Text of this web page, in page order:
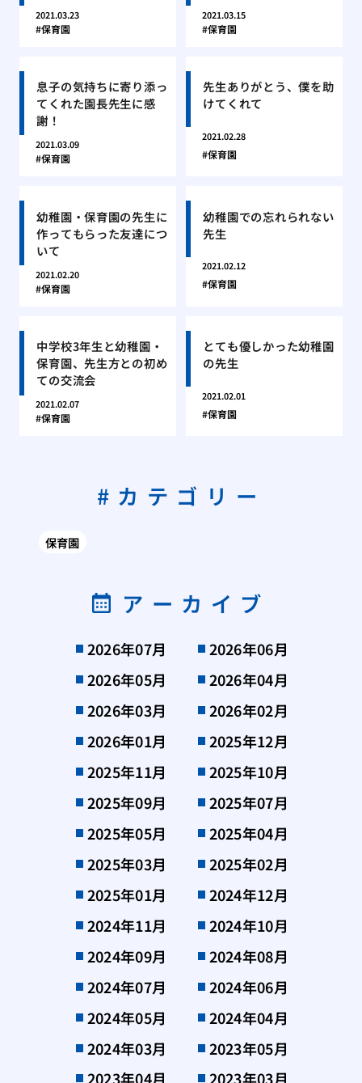
2021.03.23
保育園
2021.03.15
保育園
息子の気持ちに寄り添っ
てくれた園長先生に感
謝！
2021.03.09
保育園
先生ありがとう、僕を助
けてくれて
2021.02.28
保育園
幼稚園・保育園の先生に
作ってもらった友達につ
いて
2021.02.20
保育園
幼稚園での忘れられない
先生
2021.02.12
保育園
中学校3年生と幼稚園・
保育園、先生方との初め
ての交流会
2021.02.07
保育園
とても優しかった幼稚園
の先生
2021.02.01
保育園
カテゴリー
保育園
アーカイブ
2026年07月
2026年06月
2026年05月
2026年04月
2026年03月
2026年02月
2026年01月
2025年12月
2025年11月
2025年10月
2025年09月
2025年07月
2025年05月
2025年04月
2025年03月
2025年02月
2025年01月
2024年12月
2024年11月
2024年10月
2024年09月
2024年08月
2024年07月
2024年06月
2024年05月
2024年04月
2024年03月
2023年05月
2023年04月
2023年03月